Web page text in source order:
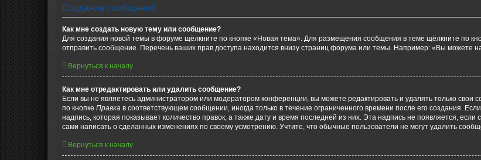
Создание сообщений
Как мне создать новую тему или сообщение?
Для создания новой темы в форуме щёлкните по кнопке «Новая тема». Для размещения сообщения в теме щёлкните по
отправить сообщение. Перечень ваших прав доступа находится внизу страниц форума или темы. Например: «Вы можете
Вернуться к началу
Как мне отредактировать или удалить сообщение?
Если вы не являетесь администратором или модератором конференции, вы можете редактировать и удалять только
по кнопке Правка в соответствующем сообщении, иногда только в течение ограниченного времени после его создания.
надпись, которая показывает количество правок, а также дату и время последней из них. Эта надпись не появляется,
сами написать о сделанных изменениях по своему усмотрению. Учтите, что обычные пользователи не могут удалить
Вернуться к началу